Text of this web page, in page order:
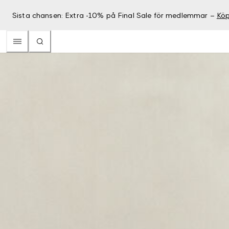
Sista chansen: Extra -10% på Final Sale för medlemmar –